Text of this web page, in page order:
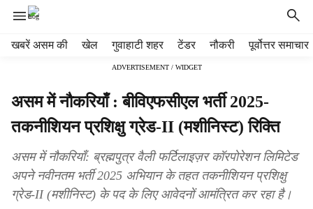
खबरें असम की खेल गुवाहाटी शहर टेंडर नौकरी पूर्वोत्तर समाचार
ADVERTISEMENT / WIDGET
असम में नौकरियाँ : बीविएफसीएल भर्ती 2025-
तकनीशियन प्रशिक्षु ग्रेड-II (मशीनिस्ट) रिक्ति
असम में नौकरियाँ: ब्रह्मपुत्र वैली फर्टिलाइज़र कॉरपोरेशन लिमिटेड
अपने नवीनतम भर्ती 2025 अभियान के तहत तकनीशियन प्रशिक्षु
ग्रेड-II (मशीनिस्ट) के पद के लिए आवेदनों आमंत्रित कर रहा है।